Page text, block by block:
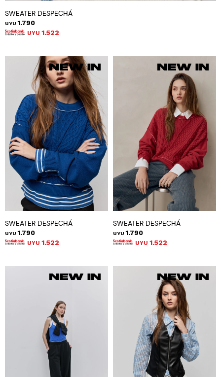
SWEATER DESPECHÁ
UYU 1.790
UYU 1.522
SWEATER DESPECHÁ
UYU 1.790
UYU 1.522
SWEATER DESPECHÁ
UYU 1.790
UYU 1.522